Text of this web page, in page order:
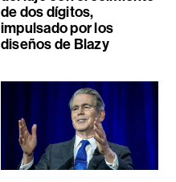
de dos dígitos,
impulsado por los
diseños de Blazy